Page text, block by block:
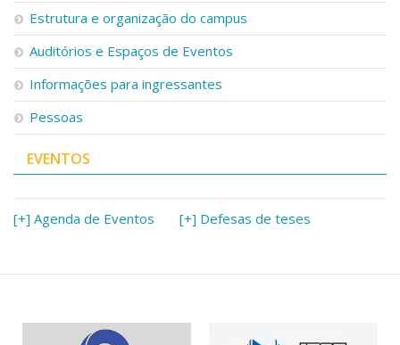
Estrutura e organização do campus
Auditórios e Espaços de Eventos
Informações para ingressantes
Pessoas
EVENTOS
[+] Agenda de Eventos [+] Defesas de teses